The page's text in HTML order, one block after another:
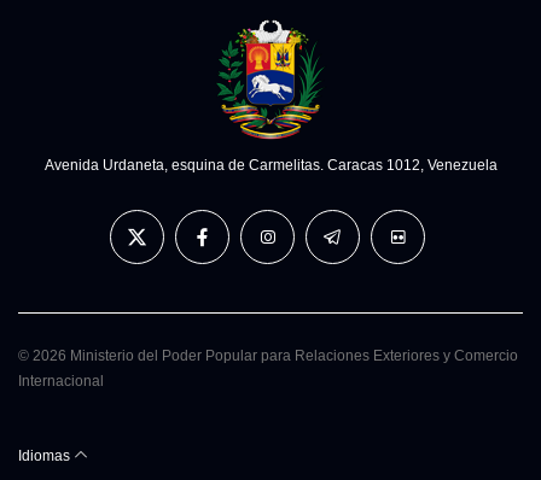
Avenida Urdaneta, esquina de Carmelitas. Caracas 1012, Venezuela
© 2026 Ministerio del Poder Popular para Relaciones Exteriores y Comercio
Internacional
Idiomas